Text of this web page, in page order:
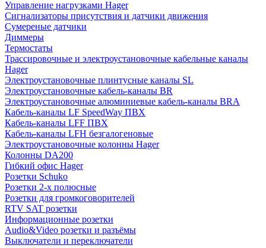
Управление нагрузками Hager
Сигнализаторы присутствия и датчики движения
Сумереные датчики
Диммеры
Термостаты
Трассировочные и электроустановочные кабельные каналы
Hager
Электроустановочные плинтусные каналы SL
Электроустановочные кабель-каналы BR
Электроустановочные алюминиевые кабель-каналы BRA
Кабель-каналы LF SpeedWay ПВХ
Кабель-каналы LFF ПВХ
Кабель-каналы LFH безгалогеновые
Электроустановочные колонны Hager
Колонны DA200
Гибкий офис Hager
Розетки Schuko
Розетки 2-х полюсные
Розетки для громкоговорителей
RTV SAT розетки
Информационные розетки
Audio&Video розетки и разъёмы
Выключатели и переключатели